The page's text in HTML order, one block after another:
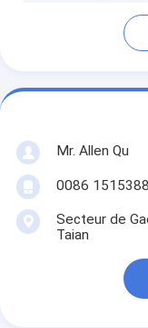
Mr. Allen Qu
0086
Secteur de
Taian